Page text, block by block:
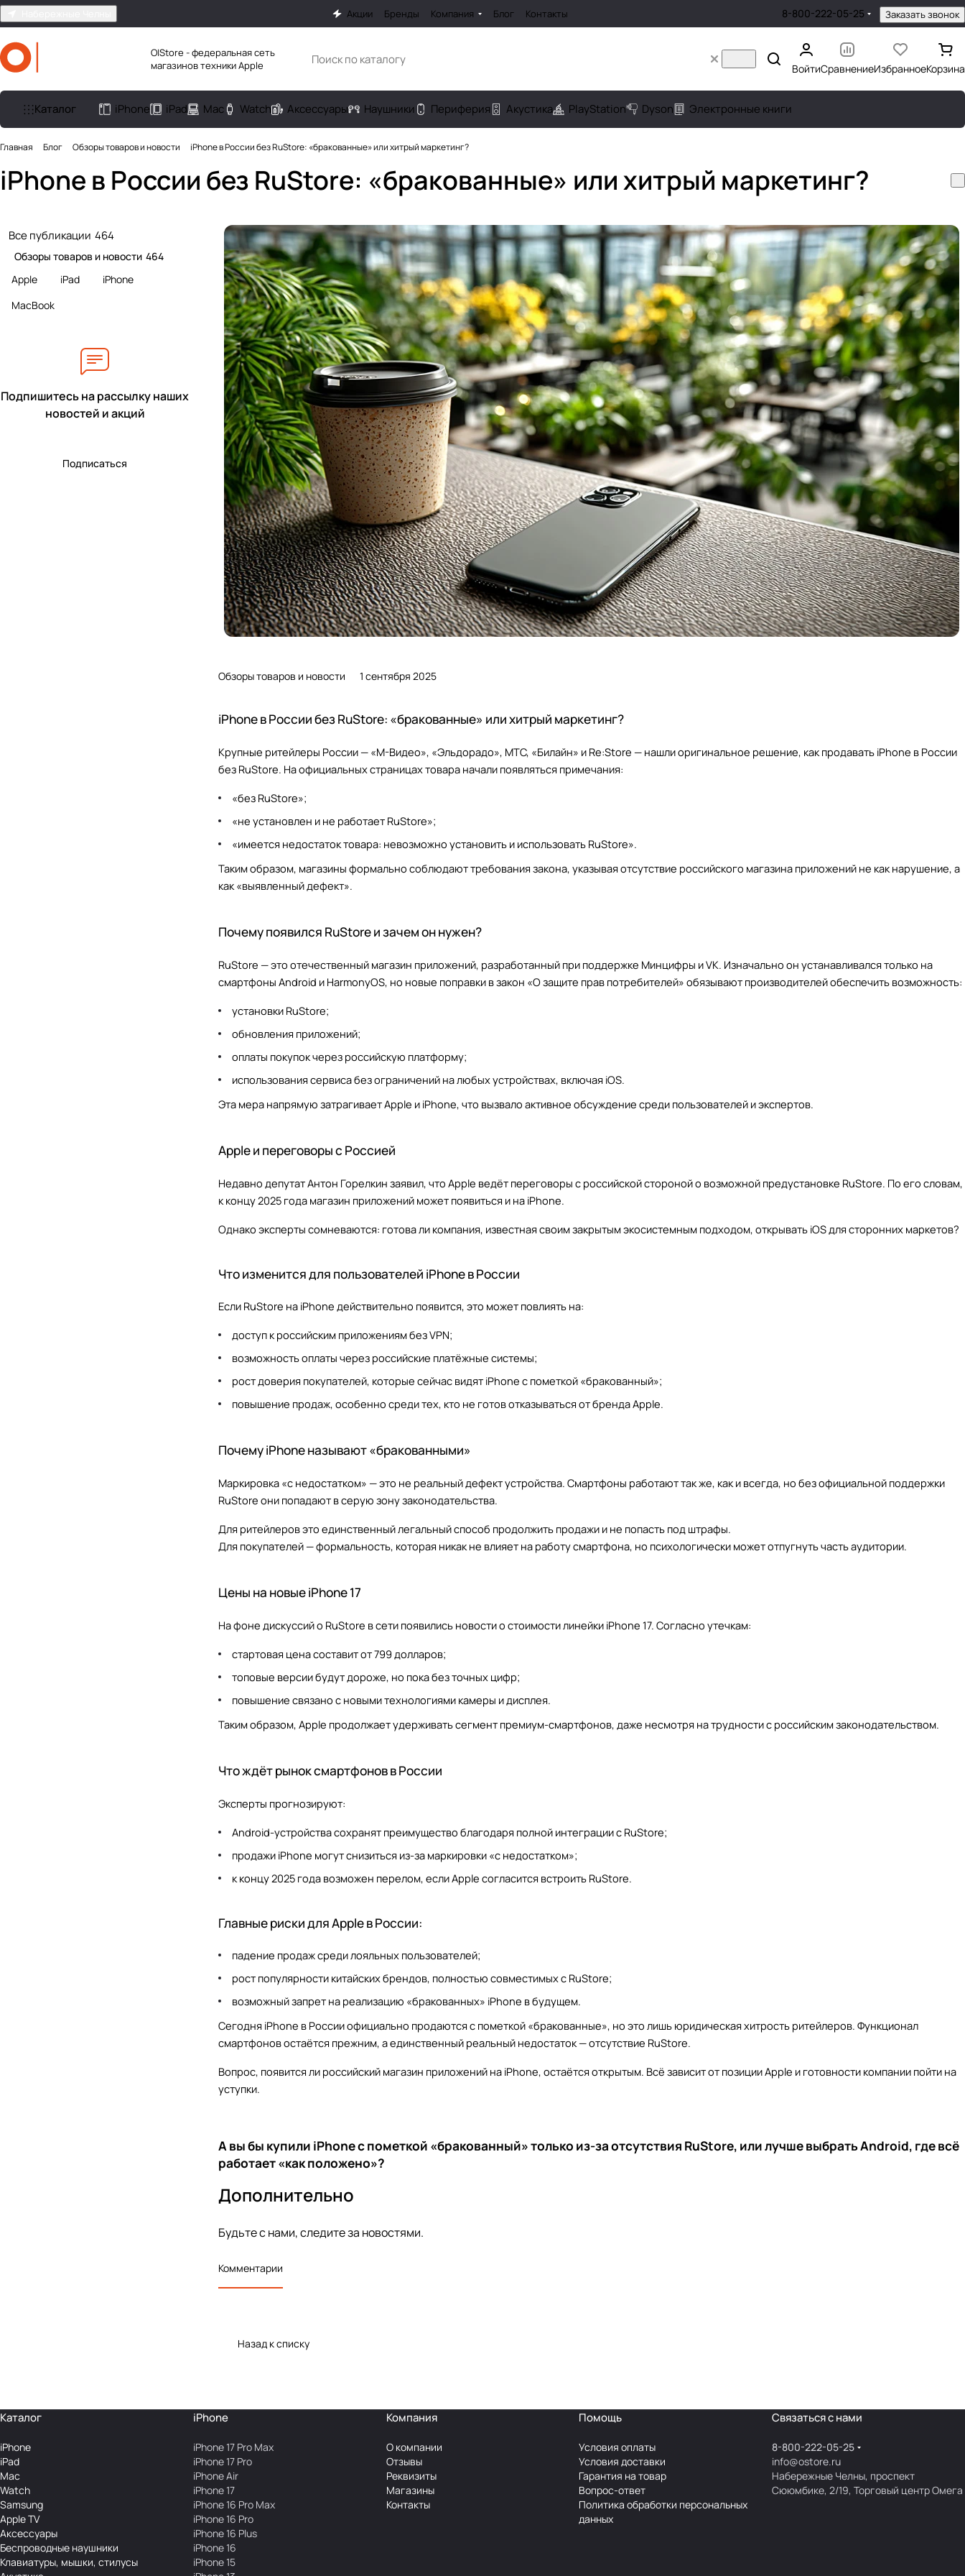
Акции Бренды Компания Блог Контакты 8-800-222-05-25 Заказать звонок
O|Store - федеральная сеть
магазинов техники Apple
ВойтиСравнениеИзбранноеКорзина
Каталог iPhone iPad Mac Watch Аксесcуары Наушники Периферия Акустика PlayStation Dyson Электронные книги
Главная Блог Обзоры товаров и новости iPhone в России без RuStore: «бракованные» или хитрый маркетинг?
iPhone в России без RuStore: «бракованные» или хитрый маркетинг?
Обзоры товаров и новости 1 сентября 2025
iPhone в России без RuStore: «бракованные» или хитрый маркетинг?
Крупные ритейлеры России — «М-Видео», «Эльдорадо», МТС, «Билайн» и Re:Store — нашли оригинальное решение, как продавать iPhone в России
без RuStore. На официальных страницах товара начали появляться примечания:
«без RuStore»;
«не установлен и не работает RuStore»;
«имеется недостаток товара: невозможно установить и использовать RuStore».
Таким образом, магазины формально соблюдают требования закона, указывая отсутствие российского магазина приложений не как нарушение, а
как «выявленный дефект».
Почему появился RuStore и зачем он нужен?
RuStore — это отечественный магазин приложений, разработанный при поддержке Минцифры и VK. Изначально он устанавливался только на
смартфоны Android и HarmonyOS, но новые поправки в закон «О защите прав потребителей» обязывают производителей обеспечить возможность:
установки RuStore;
обновления приложений;
оплаты покупок через российскую платформу;
использования сервиса без ограничений на любых устройствах, включая iOS.
Эта мера напрямую затрагивает Apple и iPhone, что вызвало активное обсуждение среди пользователей и экспертов.
Apple и переговоры с Россией
Недавно депутат Антон Горелкин заявил, что Apple ведёт переговоры с российской стороной о возможной предустановке RuStore. По его словам,
к концу 2025 года магазин приложений может появиться и на iPhone.
Однако эксперты сомневаются: готова ли компания, известная своим закрытым экосистемным подходом, открывать iOS для сторонних маркетов?
Что изменится для пользователей iPhone в России
Если RuStore на iPhone действительно появится, это может повлиять на:
доступ к российским приложениям без VPN;
возможность оплаты через российские платёжные системы;
рост доверия покупателей, которые сейчас видят iPhone с пометкой «бракованный»;
повышение продаж, особенно среди тех, кто не готов отказываться от бренда Apple.
Почему iPhone называют «бракованными»
Маркировка «с недостатком» — это не реальный дефект устройства. Смартфоны работают так же, как и всегда, но без официальной поддержки
RuStore они попадают в серую зону законодательства.
Для ритейлеров это единственный легальный способ продолжить продажи и не попасть под штрафы.
Для покупателей — формальность, которая никак не влияет на работу смартфона, но психологически может отпугнуть часть аудитории.
Цены на новые iPhone 17
На фоне дискуссий о RuStore в сети появились новости о стоимости линейки iPhone 17. Согласно утечкам:
стартовая цена составит от 799 долларов;
топовые версии будут дороже, но пока без точных цифр;
повышение связано с новыми технологиями камеры и дисплея.
Таким образом, Apple продолжает удерживать сегмент премиум-смартфонов, даже несмотря на трудности с российским законодательством.
Что ждёт рынок смартфонов в России
Эксперты прогнозируют:
Android-устройства сохранят преимущество благодаря полной интеграции с RuStore;
продажи iPhone могут снизиться из-за маркировки «с недостатком»;
к концу 2025 года возможен перелом, если Apple согласится встроить RuStore.
Главные риски для Apple в России:
падение продаж среди лояльных пользователей;
рост популярности китайских брендов, полностью совместимых с RuStore;
возможный запрет на реализацию «бракованных» iPhone в будущем.
Сегодня iPhone в России официально продаются с пометкой «бракованные», но это лишь юридическая хитрость ритейлеров. Функционал
смартфонов остаётся прежним, а единственный реальный недостаток — отсутствие RuStore.
Вопрос, появится ли российский магазин приложений на iPhone, остаётся открытым. Всё зависит от позиции Apple и готовности компании пойти на
уступки.
А вы бы купили iPhone с пометкой «бракованный» только из-за отсутствия RuStore, или лучше выбрать Android, где всё
работает «как положено»?
Дополнительно
Будьте с нами, следите за новостями.
Комментарии
Назад к списку
Все публикации 464
Обзоры товаров и новости 464
Apple
iPad
iPhone
MacBook
Подпишитесь на рассылку наших
новостей и акций
Подписаться
Каталог
iPhone
iPad
Mac
Watch
Samsung
Apple TV
Аксесcуары
Беcпроводные наушники
Клавиатуры, мышки, стилусы
iPhone
iPhone 17 Pro Max
iPhone 17 Pro
iPhone Air
iPhone 17
iPhone 16 Pro Max
iPhone 16 Pro
iPhone 16 Plus
iPhone 16
iPhone 15
Компания
О компании
Отзывы
Реквизиты
Магазины
Контакты
Помощь
Условия оплаты
Условия доставки
Гарантия на товар
Вопрос-ответ
Политика обработки персональных
данных
Связаться с нами
8-800-222-05-25
info@ostore.ru
Набережные Челны, проспект
Сююмбике, 2/19, Торговый центр Омега